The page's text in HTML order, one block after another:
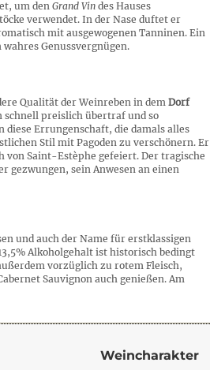
um den Grand Vin des Hauses
verwendet. In der Nase duftet er
mit ausgewogenen Tanninen. Ein
Genussvergnügen.
Qualität der Weinreben in dem Dorf
schnell preislich übertraf und so
Errungenschaft, die damals alles
Stil mit Pagoden zu verschönern. Er
von Saint-Estèphe gefeiert. Der tragische
gezwungen, sein Anwesen an einen
und auch der Name für erstklassigen
Alkoholgehalt ist historisch bedingt
vorzüglich zu rotem Fleisch,
Sauvignon auch genießen. Am
Weincharakter